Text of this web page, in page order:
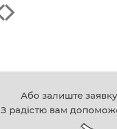
Або залиште заявку
З радістю вам